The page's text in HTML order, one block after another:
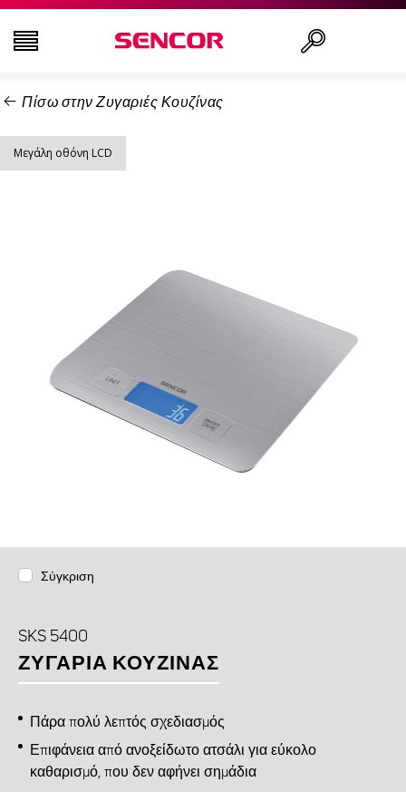
ΤΗΛΕΟΡΆΣΕΙΣ
ΕΙΚΌΝΑ & ΉΧΟΣ
ΥΓΕΊΑ ΚΑΙ ΟΜΟΡΦΙΆ
ΕΊΔΗ ΓΡΑΦΕΊΟΥ ΚΑΙ ΚΑΛΏΔΙΑ
Πίσω στην Ζυγαριές Κουζίνας
Μεγάλη οθόνη LCD
Σύγκριση
SKS 5400
ΖΥΓΑΡΙΆ ΚΟΥΖΊΝΑΣ
Πάρα πολύ λεπτός σχεδιασμός
Επιφάνεια από ανοξείδωτο ατσάλι για εύκολο
καθαρισμό, που δεν αφήνει σημάδια